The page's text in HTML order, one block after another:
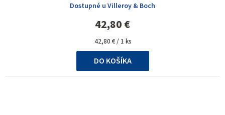
Dostupné u Villeroy & Boch
42,80 €
Jednotková
cena:
42,80 € / 1 ks
DO KOŠÍKA